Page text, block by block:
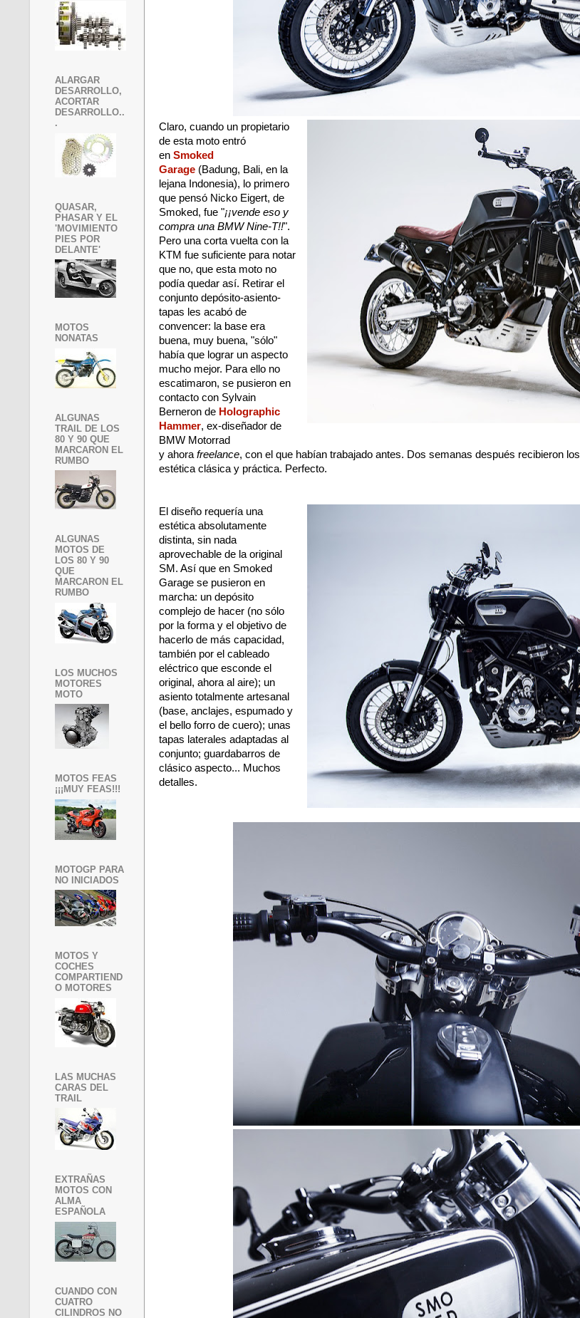
Claro, cuando un propietario
de esta moto entró
en Smoked
Garage (Badung, Bali, en la
lejana Indonesia), lo primero
que pensó Nicko Eigert, de
Smoked, fue "¡¡vende eso y
compra una BMW Nine-T!!".
Pero una corta vuelta con la
KTM fue suficiente para notar
que no, que esta moto no
podía quedar así. Retirar el
conjunto depósito-asiento-
tapas les acabó de
convencer: la base era
buena, muy buena, "sólo"
había que lograr un aspecto
mucho mejor. Para ello no
escatimaron, se pusieron en
contacto con Sylvain
Berneron de Holographic
Hammer, ex-diseñador de
BMW Motorrad
y ahora freelance, con el que habían trabajado antes. Dos semanas después recibieron los
estética clásica y práctica. Perfecto.
El diseño requería una
estética absolutamente
distinta, sin nada
aprovechable de la original
SM. Así que en Smoked
Garage se pusieron en
marcha: un depósito
complejo de hacer (no sólo
por la forma y el objetivo de
hacerlo de más capacidad,
también por el cableado
eléctrico que esconde el
original, ahora al aire); un
asiento totalmente artesanal
(base, anclajes, espumado y
el bello forro de cuero); unas
tapas laterales adaptadas al
conjunto; guardabarros de
clásico aspecto... Muchos
detalles.
ALARGAR
DESARROLLO,
ACORTAR
DESARROLLO..
.
QUASAR,
PHASAR Y EL
'MOVIMIENTO
PIES POR
DELANTE'
MOTOS
NONATAS
ALGUNAS
TRAIL DE LOS
80 Y 90 QUE
MARCARON EL
RUMBO
ALGUNAS
MOTOS DE
LOS 80 Y 90
QUE
MARCARON EL
RUMBO
LOS MUCHOS
MOTORES
MOTO
MOTOS FEAS
¡¡¡MUY FEAS!!!
MOTOGP PARA
NO INICIADOS
MOTOS Y
COCHES
COMPARTIEND
O MOTORES
LAS MUCHAS
CARAS DEL
TRAIL
EXTRAÑAS
MOTOS CON
ALMA
ESPAÑOLA
CUANDO CON
CUATRO
CILINDROS NO